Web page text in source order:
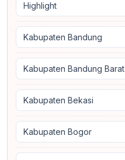
Highlight
Kabupaten Bandung
Kabupaten Bandung Barat
Kabupaten Bekasi
Kabupaten Bogor